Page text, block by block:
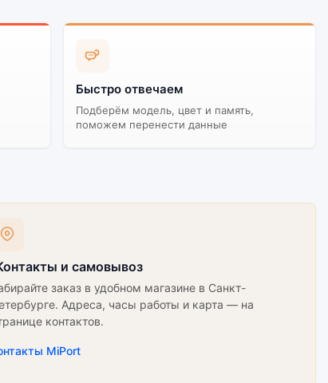
Быстро отвечаем
Подберём модель, цвет и память,
поможем перенести данные
и самовывоз
заказ в удобном магазине в Санкт-
Адреса, часы работы и карта — на
контактов.
MiPort